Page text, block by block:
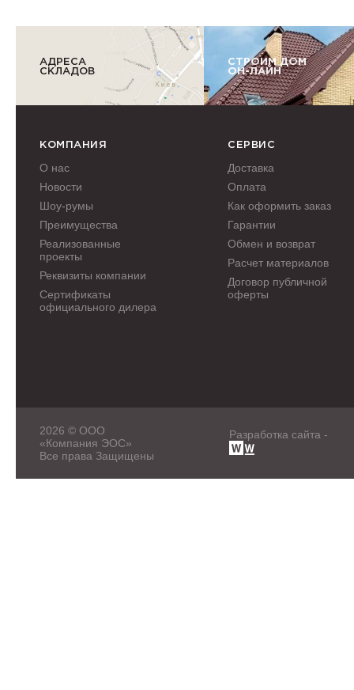
АДРЕСА
СКЛАДОВ
СТРОИМ ДОМ
ОН-ЛАЙН
КОМПАНИЯ
О нас
Новости
Шоу-румы
Преимущества
Реализованные
проекты
Реквизиты компании
Сертификаты
официального дилера
СЕРВИС
Доставка
Оплата
Как оформить заказ
Гарантии
Обмен и возврат
Расчет материалов
Договор публичной
оферты
2026 © ООО
«Компания ЭОС»
Все права Защищены
Разработка сайта -